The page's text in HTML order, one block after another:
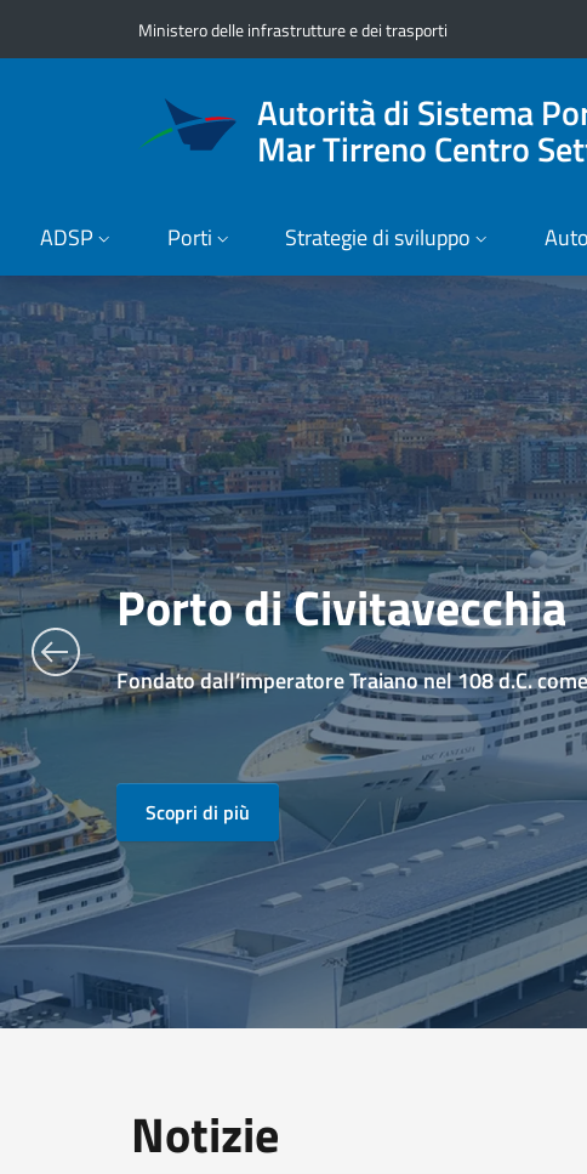
Ministero delle infrastrutture e dei trasporti
Autorità di Sistema
Mar Tirreno Centro
ADSP Porti Strategie di sviluppo
Porto di Civitavecchia
Fondato dall’imperatore Traiano nel 108 d.C.
Scopri di più
Notizie